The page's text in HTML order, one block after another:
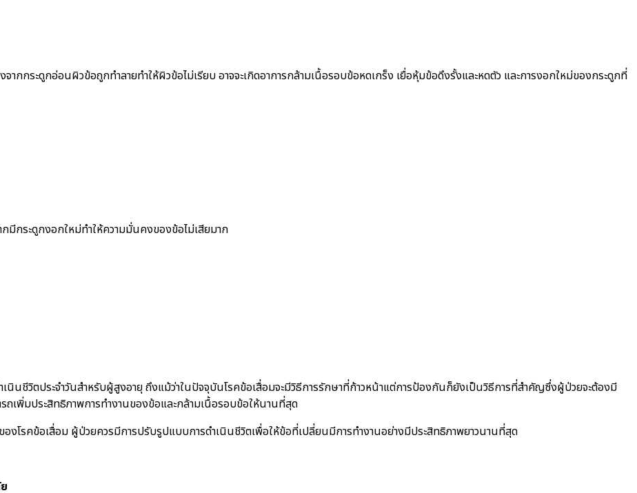
กระดูกอ่อนผิวข้อถูกทำลายทำให้ผิวข้อไม่เรียบ อาจจะเกิดอาการกล้ามเนื้อรอบข้อหดเกร็ง เยื่อหุ้มข้อดึงรั้งและหดตัว และการงอกใหม่ของกระดูกที่
มีกระดูกงอกใหม่ทำให้ความมั่นคงของข้อไม่เสียมาก
นินชีวิตประจำวันสำหรับผู้สูงอายุ ถึงแม้ว่าในปัจจุบันโรคข้อเสื่อมจะมีวิธีการรักษาที่ก้าวหน้าแต่การป้องกันก็ยังเป็นวิธีการที่สำคัญซึ่งผู้ป่วยจะต้องมี
เพิ่มประสิทธิภาพการทำงานของข้อและกล้ามเนื้อรอบข้อให้นานที่สุด
องโรคข้อเสื่อม ผู้ป่วยควรมีการปรับรูปแบบการดำเนินชีวิตเพื่อให้ข้อที่เปลี่ยนมีการทำงานอย่างมีประสิทธิภาพยาวนานที่สุด